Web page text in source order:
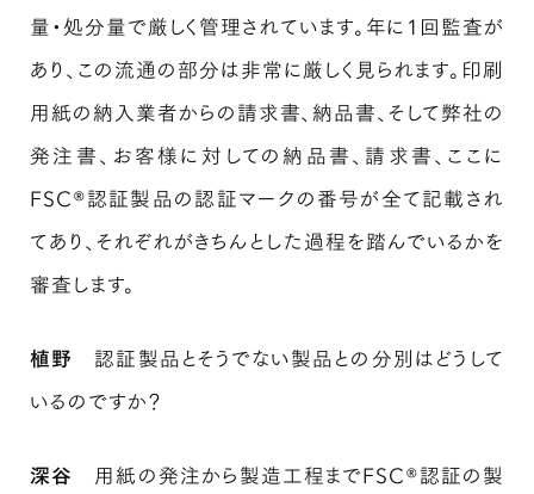
量・処分量で厳しく管理されています。年に1回監査が
あり、この流通の部分は非常に厳しく見られます。印刷
用紙の納入業者からの請求書、納品書、そして弊社の
発注書、お客様に対しての納品書、請求書、ここに
FSC®認証製品の認証マークの番号が全て記載され
てあり、それぞれがきちんとした過程を踏んでいるかを
審査します。
植野
認証製品とそうでない製品との分別はどうして
いるのですか？
深谷
用紙の発注から製造工程までFSC®認証の製